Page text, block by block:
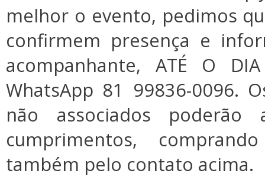
melhor o evento, pedimos
confirmem presença e
acompanhante, ATÉ O
WhatsApp 81 99836-0096.
não associados
cumprimentos,
também pelo contato acima.